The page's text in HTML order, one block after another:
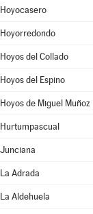
Hoyocasero
Hoyorredondo
Hoyos del Collado
Hoyos del Espino
Hoyos de Miguel Muñoz
Hurtumpascual
Junciana
La Adrada
La Aldehuela